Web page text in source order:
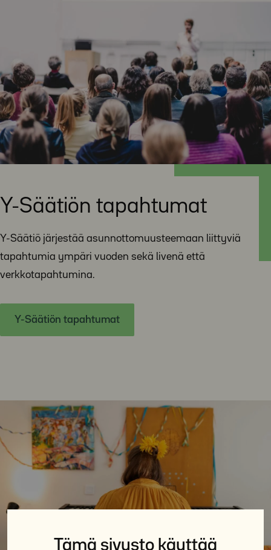
Tämä sivusto käyttää
Y-Säätiön tapahtumat
Y-Säätiö järjestää asunnottomuusteemaan liittyviä
tapahtumia ympäri vuoden sekä livenä että
verkkotapahtumina.
Y-Säätiön tapahtumat